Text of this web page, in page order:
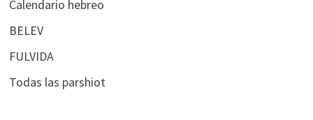
Calendario hebreo
BELEV
FULVIDA
Todas las parshiot